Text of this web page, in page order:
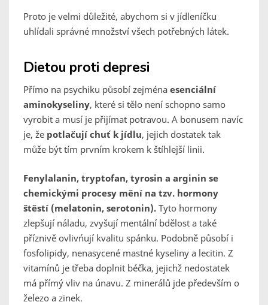
Proto je velmi důležité, abychom si v jídleníčku
uhlídali správné množství všech potřebných látek.
Dietou proti depresi
Přímo na psychiku působí zejména esenciální
aminokyseliny, které si tělo není schopno samo
vyrobit a musí je přijímat potravou. A bonusem navíc
je, že potlačují chuť k jídlu, jejich dostatek tak
může být tím prvním krokem k štíhlejší linii.
Fenylalanin, tryptofan, tyrosin a arginin se
chemickými procesy mění na tzv. hormony
štěstí (melatonin, serotonin). Tyto hormony
zlepšují náladu, zvyšují mentální bdělost a také
příznivě ovlivńují kvalitu spánku. Podobně působí i
fosfolipidy, nenasycené mastné kyseliny a lecitin. Z
vitamínů je třeba doplnit béčka, jejichž nedostatek
má přímý vliv na únavu. Z minerálů jde především o
železo a zinek.